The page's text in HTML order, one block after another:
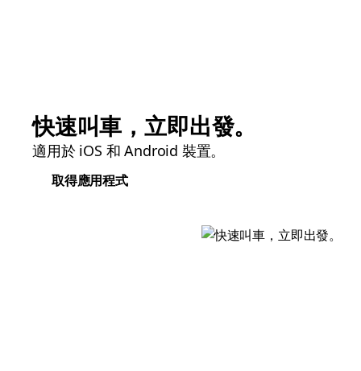
快速叫車，立即出發。
適用於 iOS 和 Android 裝置。
取得應用程式